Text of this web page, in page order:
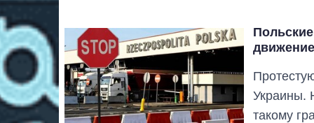
Украины.
такому